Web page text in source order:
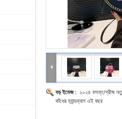
বড় ইমেজ : ২০২৪ বসন্ত/গ্রীষ্ম
কাঁধের হ্যান্ডব্যাগ এই বছর